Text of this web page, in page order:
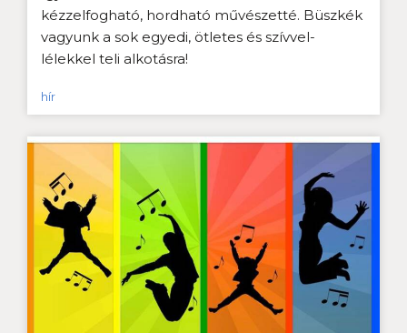
kézzelfogható, hordható művészetté. Büszkék
vagyunk a sok egyedi, ötletes és szívvel-
lélekkel teli alkotásra!
hír